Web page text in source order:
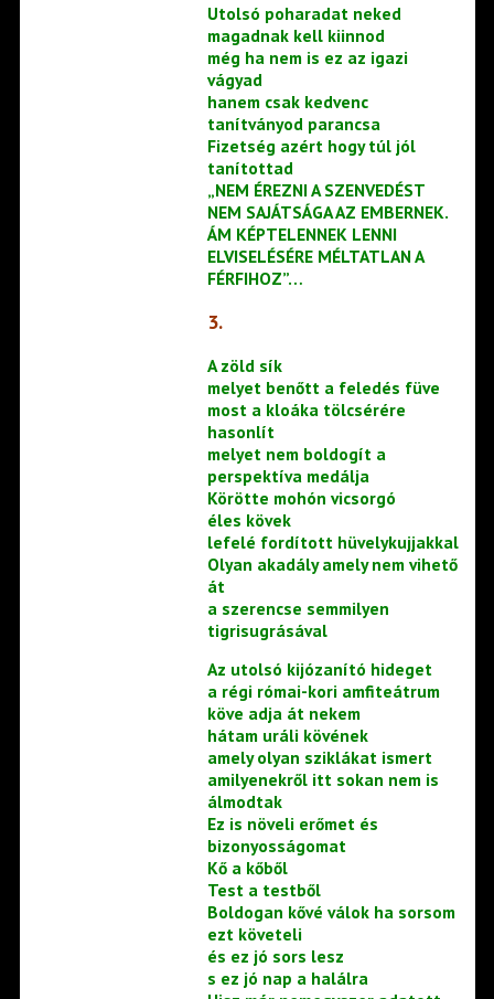
Utolsó poharadat neked
magadnak kell kiinnod
még ha nem is ez az igazi
vágyad
hanem csak kedvenc
tanítványod parancsa
Fizetség azért hogy túl jól
tanítottad
„NEM ÉREZNI A SZENVEDÉST
NEM SAJÁTSÁGA AZ EMBERNEK.
ÁM KÉPTELENNEK LENNI
ELVISELÉSÉRE MÉLTATLAN A
FÉRFIHOZ”…
3.
A zöld sík
melyet benőtt a feledés füve
most a kloáka tölcsérére
hasonlít
melyet nem boldogít a
perspektíva medálja
Körötte mohón vicsorgó
éles kövek
lefelé fordított hüvelykujjakkal
Olyan akadály amely nem vihető
át
a szerencse semmilyen
tigrisugrásával
Az utolsó kijózanító hideget
a régi római-kori amfiteátrum
köve adja át nekem
hátam uráli kövének
amely olyan sziklákat ismert
amilyenekről itt sokan nem is
álmodtak
Ez is növeli erőmet és
bizonyosságomat
Kő a kőből
Test a testből
Boldogan kővé válok ha sorsom
ezt követeli
és ez jó sors lesz
s ez jó nap a halálra